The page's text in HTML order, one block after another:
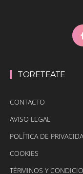
TORETEATE
CONTACTO
AVISO LEGAL
POLÍTICA DE
COOKIES
TÉRMINOS Y